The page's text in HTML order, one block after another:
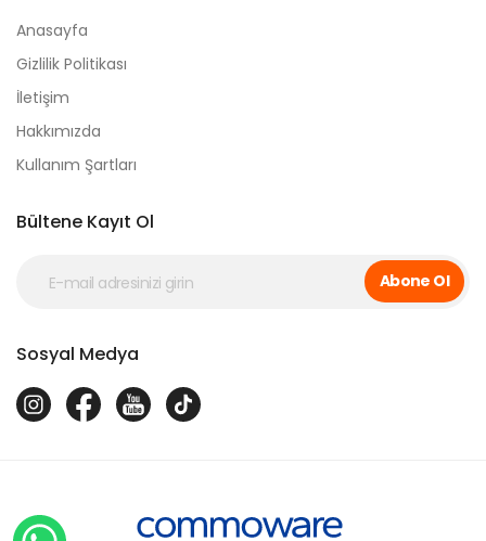
Anasayfa
Gizlilik Politikası
İletişim
Hakkımızda
Kullanım Şartları
Bültene Kayıt Ol
Abone Ol
Sosyal Medya